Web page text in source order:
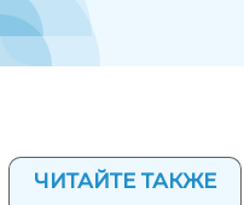
ЧИТАЙТЕ ТАКЖЕ